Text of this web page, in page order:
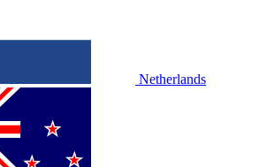
Netherlands